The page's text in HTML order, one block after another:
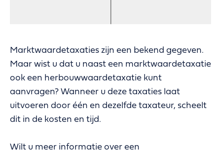
Marktwaardetaxaties zijn een bekend gegeven.
Maar wist u dat u naast een marktwaardetaxatie
ook een herbouwwaardetaxatie kunt
aanvragen? Wanneer u deze taxaties laat
uitvoeren door één en dezelfde taxateur, scheelt
dit in de kosten en tijd.
Wilt u meer informatie over een